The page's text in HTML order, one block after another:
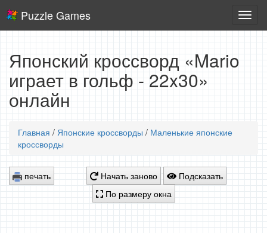
игры
Puzzle Games
Японский кроссворд «Mario
играет в гольф - 22x30»
онлайн
Главная / Японские кроссворды / Маленькие японские
кроссворды
печать Начать заново
Подсказать
По размеру окна